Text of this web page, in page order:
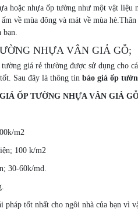
hoặc nhựa ốp tường như một vật liệu
về mùa đông và mát về mùa
bạn.
NHỰA VÂN GIẢ GỖ;
giá rẻ thường được sử dụng cho
Sau đây là thông tinbáo giá ốp
ỐP TƯỜNG NHỰA VÂN GIẢ
m2
100 k/m2
30-60k/md.
pháp tốt nhất cho ngôi nhà của bạn vì